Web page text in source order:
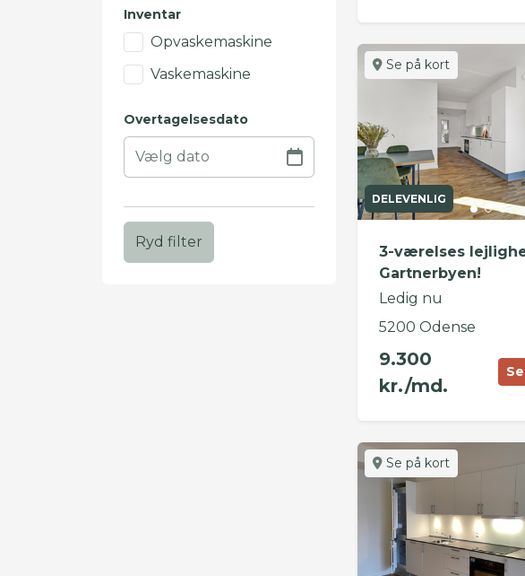
Inventar
Opvaskemaskine
Vaskemaskine
Overtagelsesdato
Ryd filter
Se på kort
DELEVENLIG
3-værelses
Gartnerbyen!
Ledig nu
5200 Odense
9.300
kr./md.
Se på kort